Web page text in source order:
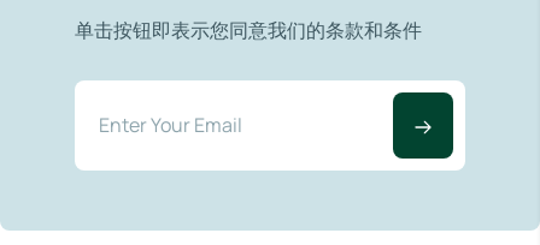
单击按钮即表示您同意我们的条款和条件